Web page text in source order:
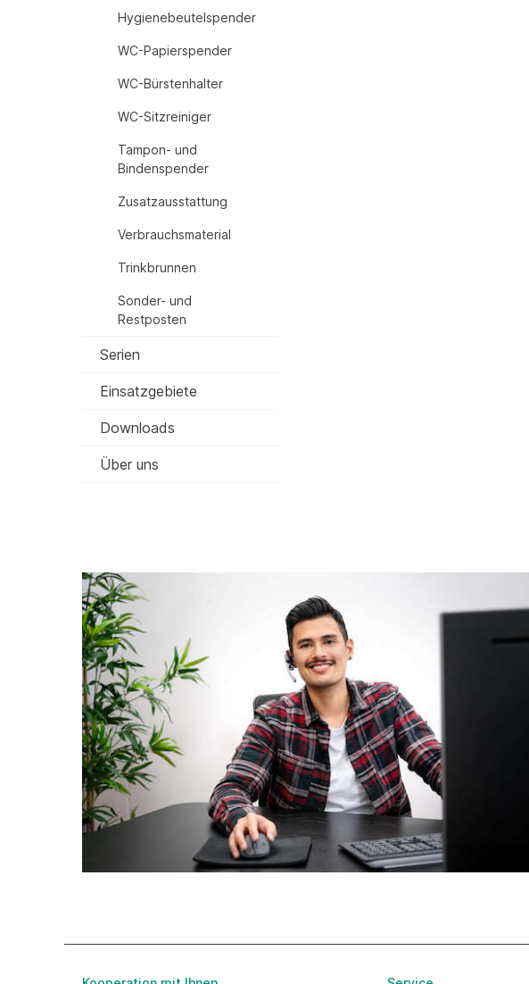
Hygienebeutelspender
WC-Papierspender
WC-Bürstenhalter
WC-Sitzreiniger
Tampon- und
Bindenspender
Zusatzausstattung
Verbrauchsmaterial
Trinkbrunnen
Sonder- und
Restposten
Serien
Einsatzgebiete
Downloads
Über uns